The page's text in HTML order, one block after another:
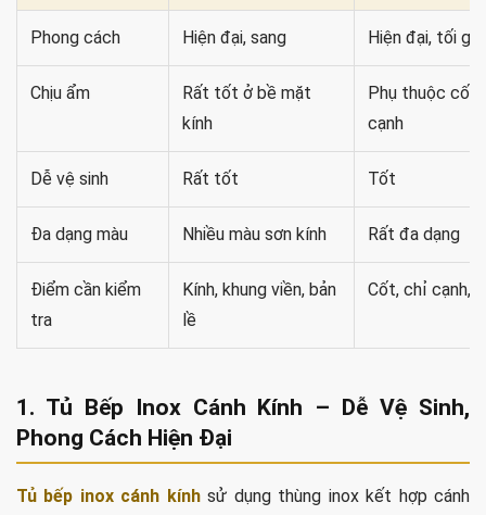
Phong cách Hiện đại, sang Hiện đại, tối
Chịu ẩm
Rất tốt ở bề mặt
kính
Phụ thuộc cốt
cạnh
Dễ vệ sinh Rất tốt Tốt
Đa dạng màu Nhiều màu sơn kính Rất đa dạng
Điểm cần kiểm
tra
Kính, khung viền, bản
lề
Cốt, chỉ cạnh,
1. Tủ Bếp Inox Cánh Kính – Dễ Vệ Sinh,
Phong Cách Hiện Đại
Tủ bếp inox cánh kínhsử dụng thùng inox kết hợp cánh